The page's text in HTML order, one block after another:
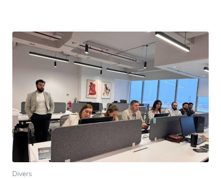
Divers